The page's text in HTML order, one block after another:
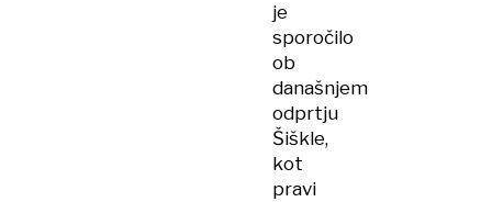
je
sporočilo
ob
današnjem
odprtju
Šiškle,
kot
pravi